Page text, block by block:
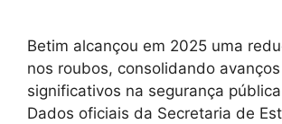
Betim alcançou em 2025 uma
nos roubos, consolidando avanços
significativos na segurança
Dados oficiais da Secretaria de